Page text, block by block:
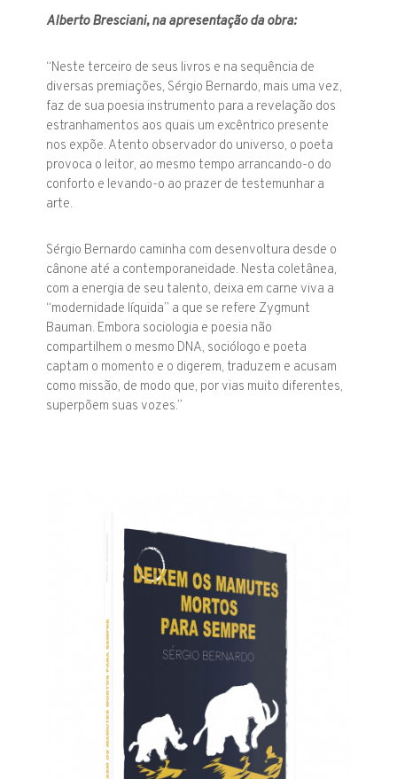
Alberto Bresciani, na apresentação da obra:
“Neste terceiro de seus livros e na sequência de
diversas premiações, Sérgio Bernardo, mais uma vez,
faz de sua poesia instrumento para a revelação dos
estranhamentos aos quais um excêntrico presente
nos expõe. Atento observador do universo, o poeta
provoca o leitor, ao mesmo tempo arrancando-o do
conforto e levando-o ao prazer de testemunhar a
arte.
Sérgio Bernardo caminha com desenvoltura desde o
cânone até a contemporaneidade. Nesta coletânea,
com a energia de seu talento, deixa em carne viva a
“modernidade líquida” a que se refere Zygmunt
Bauman. Embora sociologia e poesia não
compartilhem o mesmo DNA, sociólogo e poeta
captam o momento e o digerem, traduzem e acusam
como missão, de modo que, por vias muito diferentes,
superpõem suas vozes.”